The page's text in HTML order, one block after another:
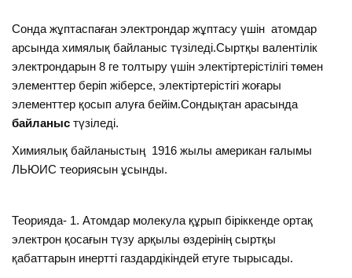
Сонда жұптаспаған электрондар жұптасу үшін атомдар
арсында химялық байланыс түзіледі.Сыртқы валентілік
электрондарын 8 ге толтыру үшін электіртерістілігі төмен
элементтер беріп жіберсе, электіртерістігі жоғары
элементтер қосып алуға бейім.Сондықтан арасында
байланыс түзіледі.
Химиялық байланыстың 1916 жылы американ ғалымы
ЛЬЮИС теориясын ұсынды.
Теорияда- 1. Атомдар молекула құрып біріккенде ортақ
электрон қосағын түзу арқылы өздерінің сыртқы
қабаттарын инертті газдардікіндей етуге тырысады.